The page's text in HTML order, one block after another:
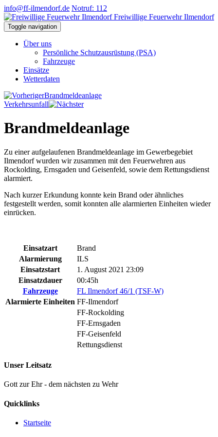
info@ff-ilmendorf.de Notruf: 112
Freiwillige Feuerwehr Ilmendorf
Toggle navigation
Über uns
Persönliche Schutzausrüstung (PSA)
Fahrzeuge
Einsätze
Wetterdaten
Brandmeldeanlage
Verkehrsunfall
Brandmeldeanlage
Zu einer aufgelaufenen Brandmeldeanlage im Gewerbegebiet
Ilmendorf wurden wir zusammen mit den Feuerwehren aus
Rockolding, Ernsgaden und Geisenfeld, sowie dem Rettungsdienst
alarmiert.
Nach kurzer Erkundung konnte kein Brand oder ähnliches
festgestellt werden, somit konnten alle alarmierten Einheiten wieder
einrücken.
Einsatzart
Brand
Alarmierung
ILS
Einsatzstart
1. August 2021 23:09
Einsatzdauer
00:45h
Fahrzeuge
FL Ilmendorf 46/1 (TSF-W)
Alarmierte Einheiten FF-Ilmendorf
FF-Rockolding
FF-Ernsgaden
FF-Geisenfeld
Rettungsdienst
Unser Leitsatz
Gott zur Ehr - dem nächsten zu Wehr
Quicklinks
Startseite